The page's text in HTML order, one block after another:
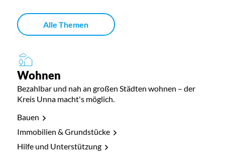
Alle Themen
Wohnen
Bezahlbar und nah an großen Städten wohnen – der
Kreis Unna macht's möglich.
Bauen
Immobilien & Grundstücke
Hilfe und Unterstützung